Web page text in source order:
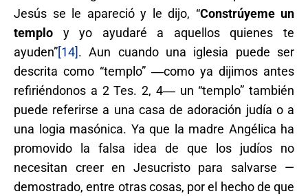
Jesús se le apareció y le dijo, “Constrúyeme un
templo y yo ayudaré a aquellos quienes te
ayuden”[14]. Aun cuando una iglesia puede ser
descrita como “templo” ―como ya dijimos antes
refiriéndonos a 2 Tes. 2, 4― un “templo” también
puede referirse a una casa de adoración judía o a
una logia masónica. Ya que la madre Angélica ha
promovido la falsa idea de que los judíos no
necesitan creer en Jesucristo para salvarse —
demostrado, entre otras cosas, por el hecho de que